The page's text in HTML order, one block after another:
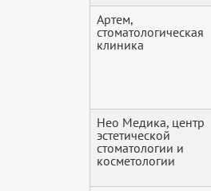
Артем,
стоматологическая
клиника
Нео Медика, центр
эстетической
стоматологии и
косметологии